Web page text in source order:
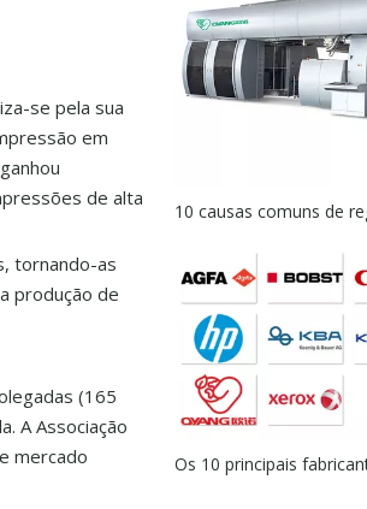
se pela sua
em
de alta
tornando-as
produção de
(165
A Associação
mercado